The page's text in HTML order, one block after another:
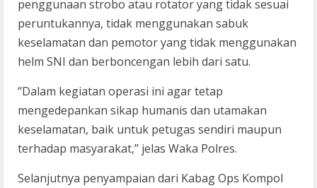
penggunaan strobo atau rotator yang tidak sesuai
peruntukannya, tidak menggunakan sabuk
keselamatan dan pemotor yang tidak menggunakan
helm SNI dan berboncengan lebih dari satu.
‘’Dalam kegiatan operasi ini agar tetap
mengedepankan sikap humanis dan utamakan
keselamatan, baik untuk petugas sendiri maupun
terhadap masyarakat,’’ jelas Waka Polres.
Selanjutnya penyampaian dari Kabag Ops Kompol